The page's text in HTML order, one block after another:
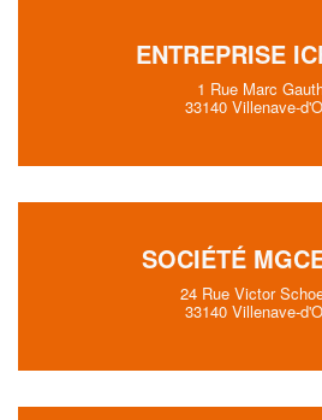
ENTREPRISE
1 Rue Marc
33140 Villenave-
SOCIÉTÉ
24 Rue Victor
33140 Villenave-